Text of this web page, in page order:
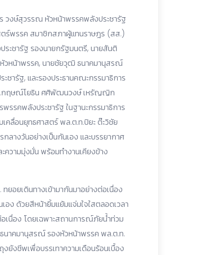
วงษ์สุวรรณ หัวหน้าพรรคพลังประชารัฐ
ร์พรรค สมาชิกสภาผู้แทนราษฎร (สส.)
ะชารัฐ รองนายกรัฐมนตรี, นายสันติ
วหน้าพรรค, นายชัยวุฒิ ธนาคมานุสรณ์
ารัฐ, และรองประธานคณะกรรมาธิการ
.กฤษณ์โยธิน ศศิพัฒนวงษ์ เหรัญญิก
รรคพลังประชารัฐ ในฐานะกรรมาธิการ
คลื่อนยุทธศาสตร์ พล.ต.ท.ปิยะ ต๊ะวิชัย
ลางวันอย่างเป็นกันเอง และบรรยากาศ
ความมุ่งมั่น พร้อมทำงานเคียงข้าง
ยอยเดินทางเข้ามากันมาอย่างต่อเนื่อง
อง ด้วยสีหน้ายิ้มแย้มแจ่มใจใสตลอดเวลา
เนื่อง โดยเฉพาะสถานการณ์ภัยน้ำท่วม
นาคมานุสรณ์ รองหัวหน้าพรรค พล.ต.ท.
ยังชีพเพื่อบรรเทาความเดือนร้อนเบื้อง